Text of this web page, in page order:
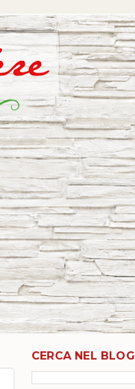
CERCA NEL BLOG